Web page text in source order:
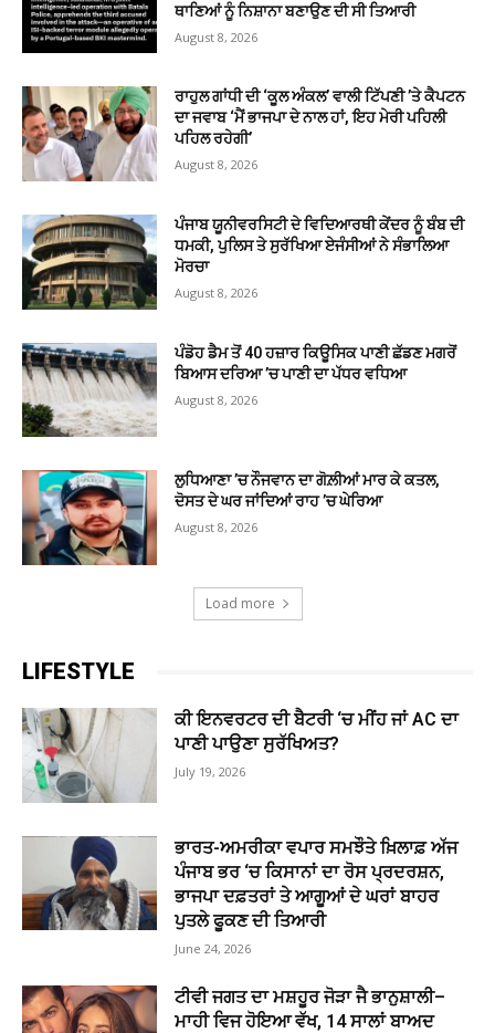
ਥਾਣਿਆਂ ਨੂੰ ਨਿਸ਼ਾਨਾ ਬਣਾਉਣ ਦੀ ਸੀ ਤਿਆਰੀ
August 8, 2026
ਰਾਹੁਲ ਗਾਂਧੀ ਦੀ ‘ਕੂਲ ਅੰਕਲ’ ਵਾਲੀ ਟਿੱਪਣੀ ’ਤੇ ਕੈਪਟਨ
ਦਾ ਜਵਾਬ ‘ਮੈਂ ਭਾਜਪਾ ਦੇ ਨਾਲ ਹਾਂ, ਇਹ ਮੇਰੀ ਪਹਿਲੀ
ਪਹਿਲ ਰਹੇਗੀ’
August 8, 2026
ਪੰਜਾਬ ਯੂਨੀਵਰਸਿਟੀ ਦੇ ਵਿਦਿਆਰਥੀ ਕੇਂਦਰ ਨੂੰ ਬੰਬ ਦੀ
ਧਮਕੀ, ਪੁਲਿਸ ਤੇ ਸੁਰੱਖਿਆ ਏਜੰਸੀਆਂ ਨੇ ਸੰਭਾਲਿਆ
ਮੋਰਚਾ
August 8, 2026
ਪੰਡੋਹ ਡੈਮ ਤੋਂ 40 ਹਜ਼ਾਰ ਕਿਊਸਿਕ ਪਾਣੀ ਛੱਡਣ ਮਗਰੋਂ
ਬਿਆਸ ਦਰਿਆ ’ਚ ਪਾਣੀ ਦਾ ਪੱਧਰ ਵਧਿਆ
August 8, 2026
ਲੁਧਿਆਣਾ ’ਚ ਨੌਜਵਾਨ ਦਾ ਗੋਲ਼ੀਆਂ ਮਾਰ ਕੇ ਕਤਲ,
ਦੋਸਤ ਦੇ ਘਰ ਜਾਂਦਿਆਂ ਰਾਹ ’ਚ ਘੇਰਿਆ
August 8, 2026
Load more
LIFESTYLE
ਕੀ ਇਨਵਰਟਰ ਦੀ ਬੈਟਰੀ ‘ਚ ਮੀਂਹ ਜਾਂ AC ਦਾ
ਪਾਣੀ ਪਾਉਣਾ ਸੁਰੱਖਿਅਤ?
July 19, 2026
ਭਾਰਤ-ਅਮਰੀਕਾ ਵਪਾਰ ਸਮਝੌਤੇ ਖ਼ਿਲਾਫ਼ ਅੱਜ
ਪੰਜਾਬ ਭਰ ‘ਚ ਕਿਸਾਨਾਂ ਦਾ ਰੋਸ ਪ੍ਰਦਰਸ਼ਨ,
ਭਾਜਪਾ ਦਫ਼ਤਰਾਂ ਤੇ ਆਗੂਆਂ ਦੇ ਘਰਾਂ ਬਾਹਰ
ਪੁਤਲੇ ਫੂਕਣ ਦੀ ਤਿਆਰੀ
June 24, 2026
ਟੀਵੀ ਜਗਤ ਦਾ ਮਸ਼ਹੂਰ ਜੋੜਾ ਜੈ ਭਾਨੁਸ਼ਾਲੀ–
ਮਾਹੀ ਵਿਜ ਹੋਇਆ ਵੱਖ, 14 ਸਾਲਾਂ ਬਾਅਦ